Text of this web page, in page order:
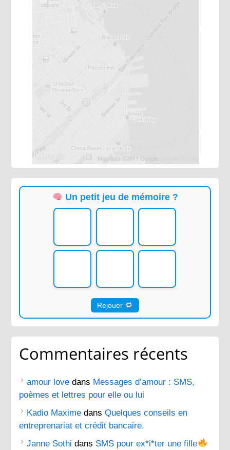
Un petit jeu de mémoire ?
Rejouer
Commentaires récents
amour love dans Messages d’amour : SMS,
poèmes et lettres pour elle ou lui
Kadio Maxime dansQuelques conseils en
entreprenariat et crédit bancaire.
Janne Sothi dans SMS pour ex*i*ter une fille